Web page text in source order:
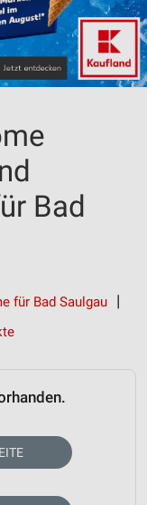
Bad
für Bad Saulgau